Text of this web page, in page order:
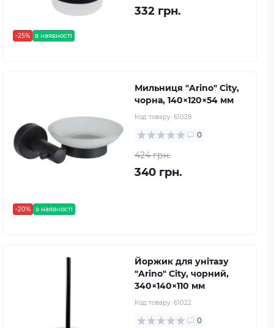
-25% в наявності
332 грн.
-20% в наявності
Мильниця "Arino" City,
чорна, 140×120×54 мм
Код товару: 61028
0
424 грн.
340 грн.
Йоржик для унітазу
"Arino" City, чорний,
340×140×110 мм
Код товару: 61022
0